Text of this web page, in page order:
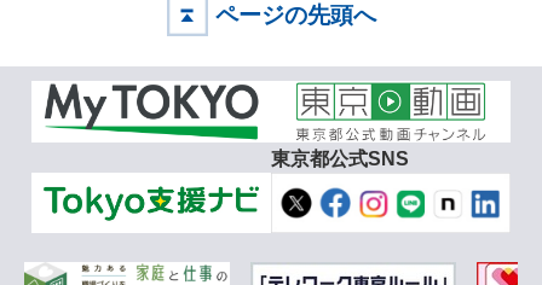
ページの先頭へ
東京都公式SNS